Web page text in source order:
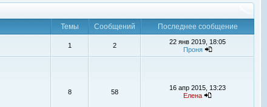
Темы Сообщений Последнее сообщение
1 2
22 янв 2019, 18:05
Проня
8 58
16 апр 2015, 13:23
Елена